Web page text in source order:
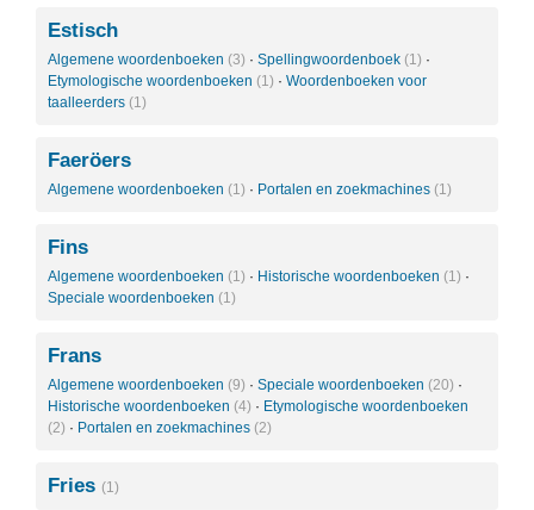
Estisch
Algemene woordenboeken (3) · Spellingwoordenboek (1) ·
Etymologische woordenboeken (1) · Woordenboeken voor
taalleerders (1)
Faeröers
Algemene woordenboeken (1) · Portalen en zoekmachines (1)
Fins
Algemene woordenboeken (1) · Historische woordenboeken (1) ·
Speciale woordenboeken (1)
Frans
Algemene woordenboeken (9) · Speciale woordenboeken (20) ·
Historische woordenboeken (4) · Etymologische woordenboeken
(2) · Portalen en zoekmachines (2)
Fries (1)